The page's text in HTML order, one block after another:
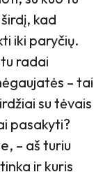
kad
iki paryčių.
radai
– tai
su tėvais
pasakyti?
– aš turiu
ir kuris